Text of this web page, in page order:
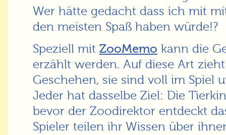
Wer hätte gedacht dass ich mit
den meisten Spaß haben würde!?
Speziell mit ZooMemo kann die
erzählt werden. Auf diese Art
Geschehen, sie sind voll im Spiel
Jeder hat dasselbe Ziel: Die
bevor der Zoodirektor entdeckt
Spieler teilen ihr Wissen über